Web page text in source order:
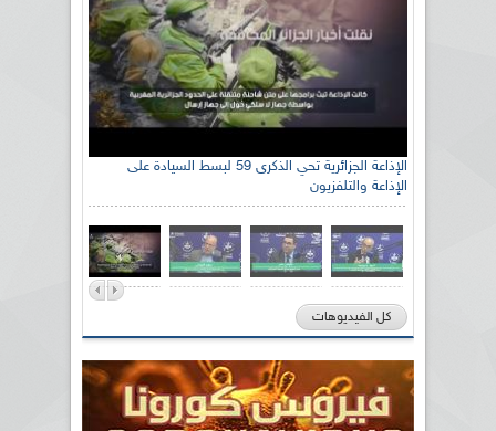
الإذاعة الجزائرية تحي الذكرى 59 لبسط السيادة على
الإذاعة والتلفزيون
كل الفيديوهات